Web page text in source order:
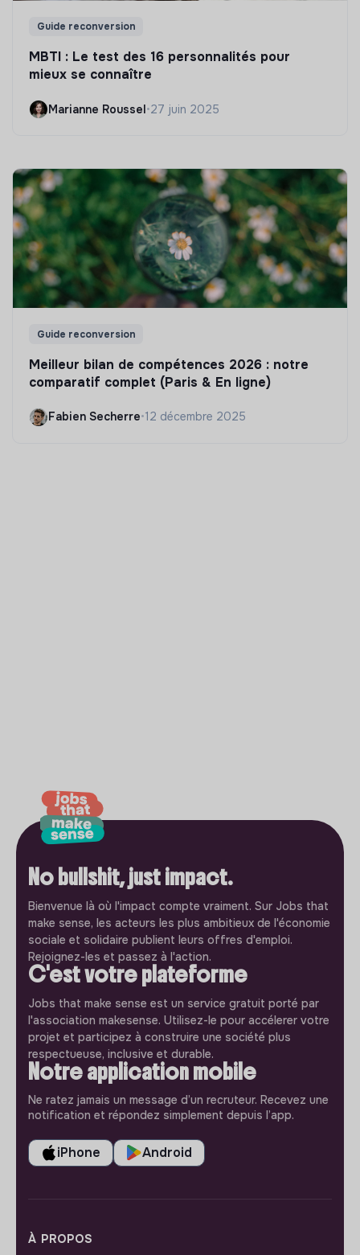
Guide reconversion
MBTI : Le test des 16 personnalités pour
mieux se connaître
Marianne Roussel•27 juin 2025
Guide reconversion
Meilleur bilan de compétences 2026 : notre
comparatif complet (Paris & En ligne)
Fabien Secherre•12 décembre 2025
No bullshit, just impact.
Bienvenue là où l'impact compte vraiment. Sur Jobs that
make sense, les acteurs les plus ambitieux de l'économie
sociale et solidaire publient leurs offres d'emploi.
Rejoignez-les et passez à l'action.
C'est votre plateforme
Jobs that make sense est un service gratuit porté par
l'association makesense. Utilisez-le pour accélerer votre
projet et participez à construire une société plus
respectueuse, inclusive et durable.
Notre application mobile
Ne ratez jamais un message d’un recruteur. Recevez une
notification et répondez simplement depuis l’app.
iPhone Android
À PROPOS